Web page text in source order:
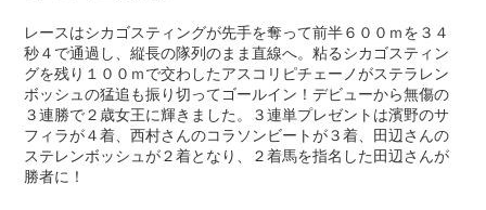
レースはシカゴスティングが先手を奪って前半６００ｍを３４
秒４で通過し、縦長の隊列のまま直線へ。粘るシカゴスティン
グを残り１００ｍで交わしたアスコリピチェーノがステラレン
ボッシュの猛追も振り切ってゴールイン！デビューから無傷の
３連勝で２歳女王に輝きました。３連単プレゼントは濱野のサ
フィラが４着、西村さんのコラソンビートが３着、田辺さんの
ステレンボッシュが２着となり、２着馬を指名した田辺さんが
勝者に！